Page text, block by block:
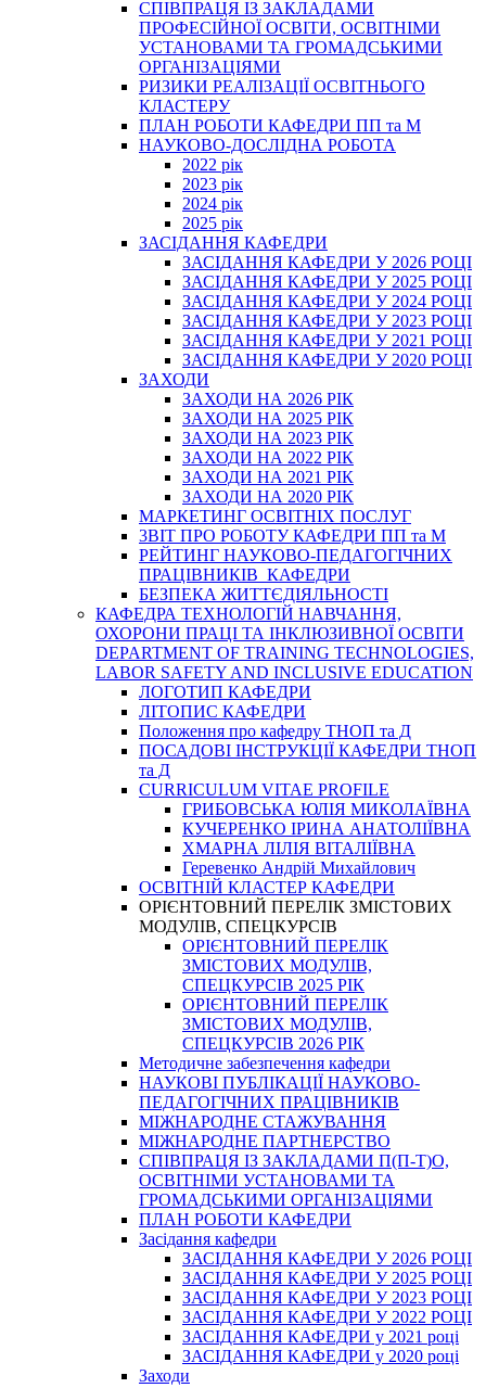
СПІВПРАЦЯ ІЗ ЗАКЛАДАМИ
ПРОФЕСІЙНОЇ ОСВІТИ, ОСВІТНІМИ
УСТАНОВАМИ ТА ГРОМАДСЬКИМИ
ОРГАНІЗАЦІЯМИ
РИЗИКИ РЕАЛІЗАЦІЇ ОСВІТНЬОГО
КЛАСТЕРУ
ПЛАН РОБОТИ КАФЕДРИ ПП та М
НАУКОВО-ДОСЛІДНА РОБОТА
2022 рік
2023 рік
2024 рік
2025 рік
ЗАСІДАННЯ КАФЕДРИ
ЗАСІДАННЯ КАФЕДРИ У 2026 РОЦІ
ЗАСІДАННЯ КАФЕДРИ У 2025 РОЦІ
ЗАСІДАННЯ КАФЕДРИ У 2024 РОЦІ
ЗАСІДАННЯ КАФЕДРИ У 2023 РОЦІ
ЗАСІДАННЯ КАФЕДРИ У 2021 РОЦІ
ЗАСІДАННЯ КАФЕДРИ У 2020 РОЦІ
ЗАХОДИ
ЗАХОДИ НА 2026 РІК
ЗАХОДИ НА 2025 РІК
ЗАХОДИ НА 2023 РІК
ЗАХОДИ НА 2022 РІК
ЗАХОДИ НА 2021 РІК
ЗАХОДИ НА 2020 РІК
МАРКЕТИНГ ОСВІТНІХ ПОСЛУГ
3BIT ПРО РОБОТУ КАФЕДРИ ПП та М
РЕЙТИНГ НАУКОВО-ПЕДАГОГІЧНИХ
ПРАЦІВНИКІВ КАФЕДРИ
БЕЗПЕКА ЖИТТЄДІЯЛЬНОСТІ
КАФЕДРА ТЕХНОЛОГІЙ НАВЧАННЯ,
ОХОРОНИ ПРАЦІ ТА ІНКЛЮЗИВНОЇ ОСВІТИ
DEPARTMENT OF TRAINING TECHNOLOGIES,
LABOR SAFETY AND INCLUSIVE EDUCATION
ЛОГОТИП КАФЕДРИ
ЛІТОПИС КАФЕДРИ
Положення про кафедру ТНОП та Д
ПОСАДОВІ ІНСТРУКЦІЇ КАФЕДРИ ТНОП
та Д
CURRICULUM VITAE PROFILE
ГРИБОВСЬКА ЮЛІЯ МИКОЛАЇВНА
КУЧЕРЕНКО ІРИНА АНАТОЛІЇВНА
ХМАРНА ЛІЛІЯ ВІТАЛІЇВНА
Геревенко Андрій Михайлович
ОСВІТНІЙ КЛАСТЕР КАФЕДРИ
ОРІЄНТОВНИЙ ПЕРЕЛІК ЗМІСТОВИХ
МОДУЛІВ, СПЕЦКУРСІВ
ОРІЄНТОВНИЙ ПЕРЕЛІК
ЗМІСТОВИХ МОДУЛІВ,
СПЕЦКУРСІВ 2025 РІК
ОРІЄНТОВНИЙ ПЕРЕЛІК
ЗМІСТОВИХ МОДУЛІВ,
СПЕЦКУРСІВ 2026 РІК
Методичне забезпечення кафедри
НАУКОВІ ПУБЛІКАЦІЇ НАУКОВО-
ПЕДАГОГІЧНИХ ПРАЦІВНИКІВ
МІЖНАРОДНЕ СТАЖУВАННЯ
МІЖНАРОДНЕ ПАРТНЕРСТВО
СПІВПРАЦЯ ІЗ ЗАКЛАДАМИ П(П-Т)О,
ОСВІТНІМИ УСТАНОВАМИ ТА
ГРОМАДСЬКИМИ ОРГАНІЗАЦІЯМИ
ПЛАН РОБОТИ КАФЕДРИ
Засідання кафедри
ЗАСІДАННЯ КАФЕДРИ У 2026 РОЦІ
ЗАСІДАННЯ КАФЕДРИ У 2025 РОЦІ
ЗАСІДАННЯ КАФЕДРИ У 2023 РОЦІ
ЗАСІДАННЯ КАФЕДРИ У 2022 РОЦІ
ЗАСІДАННЯ КАФЕДРИ у 2021 році
ЗАСІДАННЯ КАФЕДРИ у 2020 році
Заходи